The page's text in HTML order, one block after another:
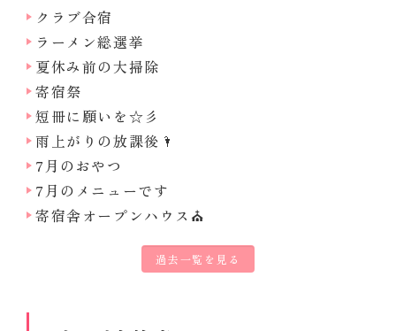
クラブ合宿
ラーメン総選挙
夏休み前の大掃除
寄宿祭
短冊に願いを☆彡
雨上がりの放課後🌂
7月のおやつ
7月のメニューです
寄宿舎オープンハウス⛪
過去一覧を見る